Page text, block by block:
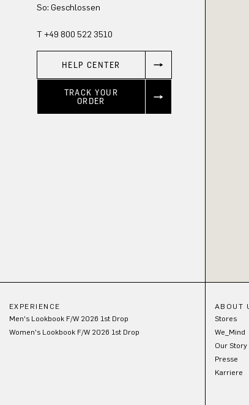
So: Geschlossen
T +49 800 522 3510
HELP CENTER
TRACK YOUR
ORDER
EXPERIENCE
Men's Lookbook F/W 2026 1st Drop
Women's Lookbook F/W 2026 1st Drop
ABOUT
Stores
We_Mind
Our Story
Presse
Karriere